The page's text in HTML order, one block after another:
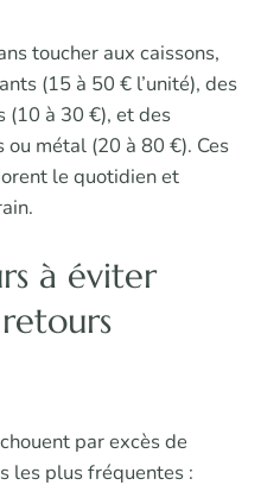
toucher aux caissons,
(15 à 50 € l’unité), des
(10 à 30 €), et des
métal (20 à 80 €). Ces
le quotidien et
à éviter
par excès de
les plus fréquentes :